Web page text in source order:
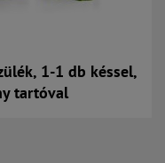
1-1 db késsel,
tartóval